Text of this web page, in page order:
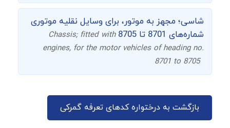
شاسی؛ مجهز به موتور، برای وسایل نقلیه موتوری
شماره‌های 8701 تا 8705
Chassis; fitted with
engines, for the motor vehicles of heading no.
8701 to 8705
بازگشت به درختواره کدهای تعرفه گمرکی